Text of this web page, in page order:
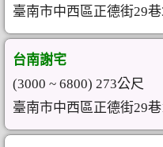
臺南市中西區正德街29
台南謝宅
(3000 ~ 6800) 273公尺
臺南市中西區正德街29